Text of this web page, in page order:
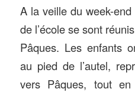
A la veille du week-
de l’école se sont
Pâques. Les enfants
au pied de l’autel,
vers Pâques, tout